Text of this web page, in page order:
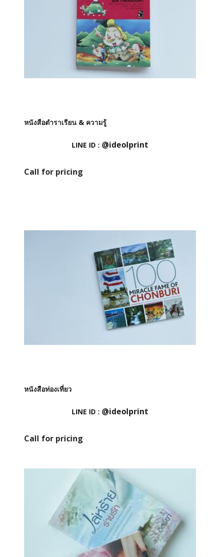
หนังสือตำราเรียน & ความรู้
LINE ID : @ideolprint
Call for pricing
หนังสือท่องเที่ยว
LINE ID : @ideolprint
Call for pricing